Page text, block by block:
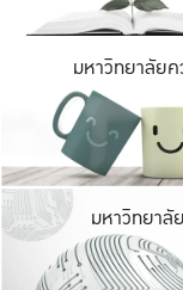
มหาวิทยาลัย
มหาวิทยาลั